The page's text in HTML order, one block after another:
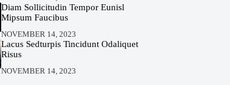
Diam Sollicitudin Tempor Eunisl
Mipsum Faucibus
NOVEMBER 14, 2023
Lacus Sedturpis Tincidunt Odaliquet
Risus
NOVEMBER 14, 2023